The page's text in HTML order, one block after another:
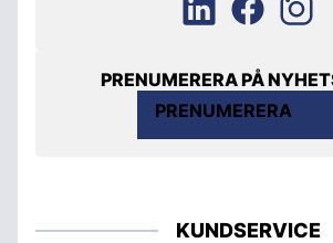
PRENUMERERA PÅ
PRENUMERERA
KUNDSERVICE